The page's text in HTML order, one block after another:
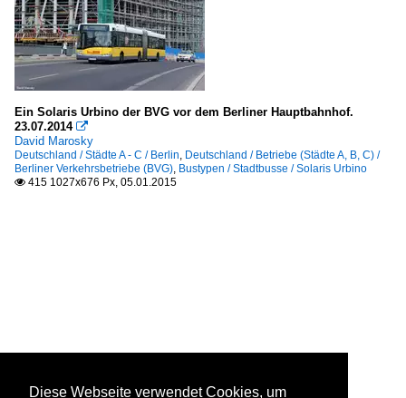
Ein Solaris Urbino der BVG vor dem Berliner Hauptbahnhof.
23.07.2014 
David Marosky
Deutschland / Städte A - C / Berlin, Deutschland / Betriebe (Städte A, B, C) /
Berliner Verkehrsbetriebe (BVG), Bustypen / Stadtbusse / Solaris Urbino
 415 1027x676 Px, 05.01.2015
Diese Webseite verwendet Cookies, um